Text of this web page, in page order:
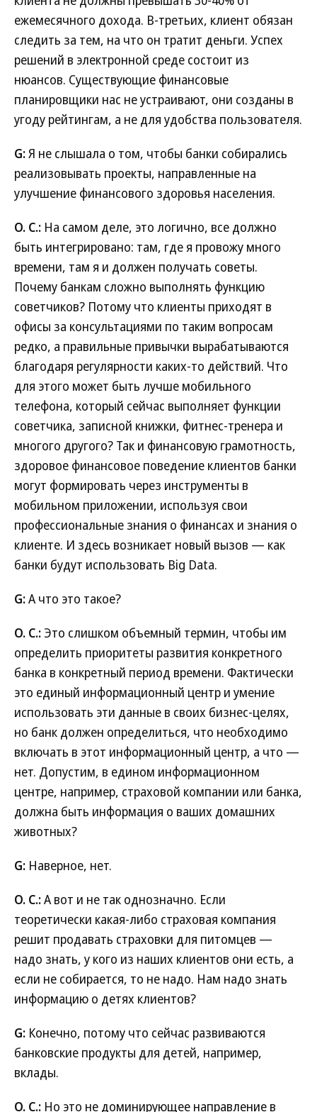
ежемесячного дохода. В-третьих, клиент обязан
следить за тем, на что он тратит деньги. Успех
решений в электронной среде состоит из
нюансов. Существующие финансовые
планировщики нас не устраивают, они созданы в
угоду рейтингам, а не для удобства пользователя.
G:Я не слышала о том, чтобы банки собирались
реализовывать проекты, направленные на
улучшение финансового здоровья населения.
О. С.: На самом деле, это логично, все должно
быть интегрировано: там, где я провожу много
времени, там я и должен получать советы.
Почему банкам сложно выполнять функцию
советчиков? Потому что клиенты приходят в
офисы за консультациями по таким вопросам
редко, а правильные привычки вырабатываются
благодаря регулярности каких-то действий. Что
для этого может быть лучше мобильного
телефона, который сейчас выполняет функции
советчика, записной книжки, фитнес-тренера и
многого другого? Так и финансовую грамотность,
здоровое финансовое поведение клиентов банки
могут формировать через инструменты в
мобильном приложении, используя свои
профессиональные знания о финансах и знания о
клиенте. И здесь возникает новый вызов — как
банки будут использовать Big Data.
G:А что это такое?
О. С.: Это слишком объемный термин, чтобы им
определить приоритеты развития конкретного
банка в конкретный период времени. Фактически
это единый информационный центр и умение
использовать эти данные в своих бизнес-целях,
но банк должен определиться, что необходимо
включать в этот информационный центр, а что —
нет. Допустим, в едином информационном
центре, например, страховой компании или банка,
должна быть информация о ваших домашних
животных?
G: Наверное, нет.
О. С.:А вот и не так однозначно. Если
теоретически какая-либо страховая компания
решит продавать страховки для питомцев —
надо знать, у кого из наших клиентов они есть, а
если не собирается, то не надо. Нам надо знать
информацию о детях клиентов?
G: Конечно, потому что сейчас развиваются
банковские продукты для детей, например,
вклады.
О. С.: Но это не доминирующее направление в